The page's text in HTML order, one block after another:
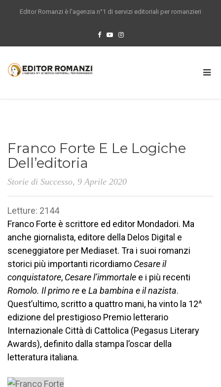
Editor Romanzi è l'agenzia n°1 di servizi editoriali per romanzieri
Franco Forte E Le Logiche
Dell’editoria
Storie di Successo, 9 Aprile 2020
Letture: 2144
Franco Forte è scrittore ed editor Mondadori. Ma
anche giornalista, editore della Delos Digital e
sceneggiatore per Mediaset. Tra i suoi romanzi
storici più importanti ricordiamo Cesare il
conquistatore, Cesare l’immortale e i più recenti
Romolo. Il primo re e La bambina e il nazista.
Quest’ultimo, scritto a quattro mani, ha vinto la 12^
edizione del prestigioso Premio letterario
Internazionale Città di Cattolica (Pegasus Literary
Awards), definito dalla stampa l’oscar della
letteratura italiana.